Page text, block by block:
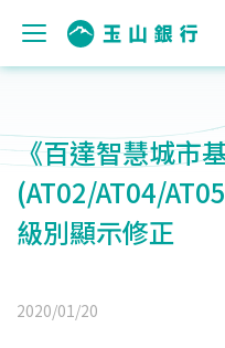
《百達智慧城市
(AT02/AT04/
級別顯示修正
2020/01/20